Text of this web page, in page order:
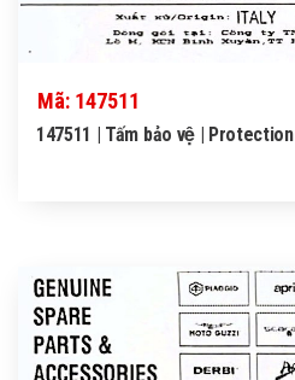
Mã: 147511
147511 | Tấm bảo vệ | Protection